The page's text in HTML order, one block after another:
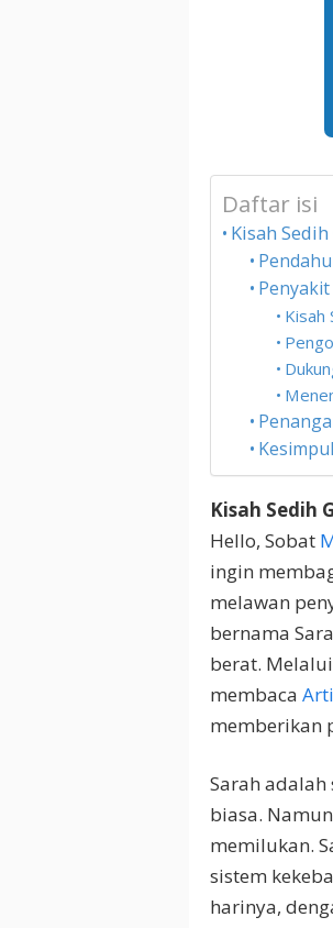
Daftar isi
Kisah
Kisah
Kisah Sedih
Hello, Sobat
ingin
melawan
bernama
berat. Melalui
membaca
memberikan
Sarah
biasa.
memilukan.
sistem
harinya,